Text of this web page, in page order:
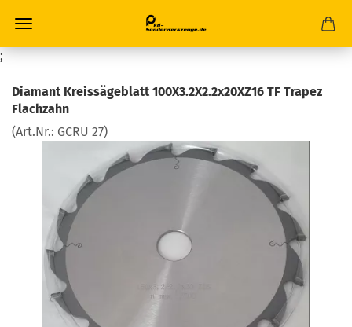
;
Diamant Kreissägeblatt 100X3.2X2.2x20XZ16 TF Trapez
Flachzahn
(Art.Nr.: GCRU 27)